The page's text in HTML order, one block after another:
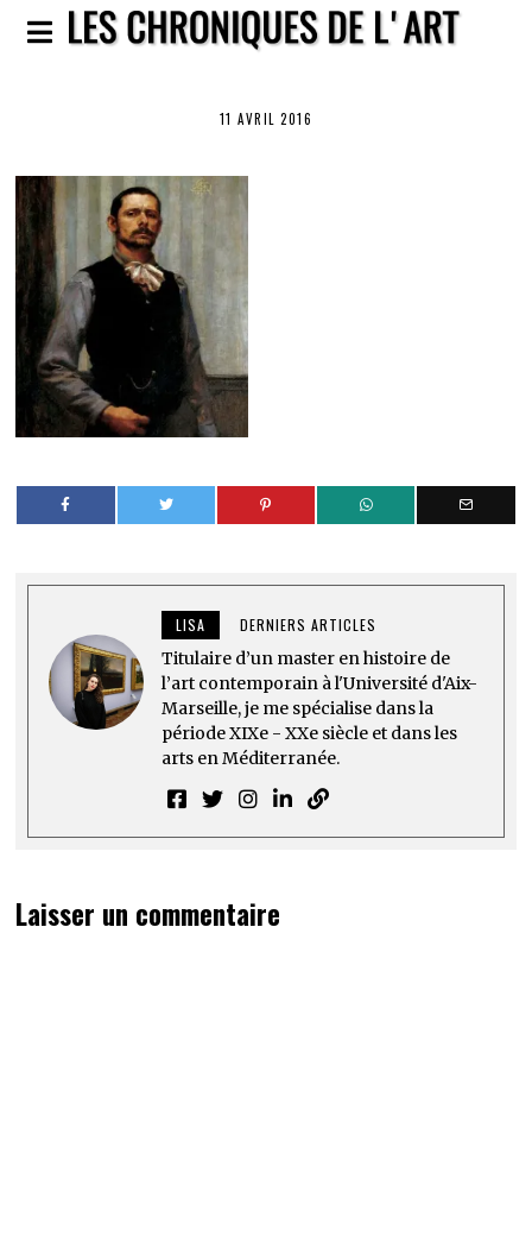
11 AVRIL 2016
LISA DERNIERS ARTICLES
Titulaire d’un master en histoire de
l’art contemporain à l'Université d'Aix-
Marseille, je me spécialise dans la
période XIXe - XXe siècle et dans les
arts en Méditerranée.
Laisser un commentaire